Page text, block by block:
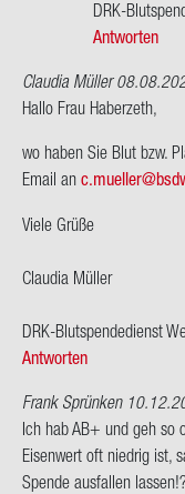
DRK-​
Antworten
Claudia Müller
Hallo Frau Ha­ber­zeth,
wo haben Sie Blut bzw.
Email an
Viele Grüße
Clau­dia Mül­ler
DRK-​Blutspendedienst
Antworten
Frank Sprünken
Ich hab AB+ und geh so
Ei­sen­wert oft nied­rig ist,
Spen­de aus­fal­len